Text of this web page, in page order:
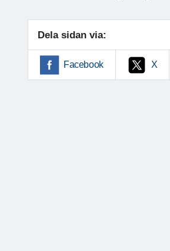
Dela sidan via:
Facebook X